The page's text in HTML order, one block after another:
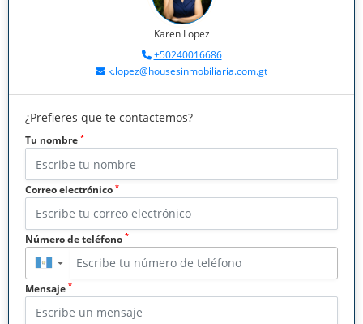
Karen Lopez
+50240016686
k.lopez@housesinmobiliaria.com.gt
¿Prefieres que te contactemos?
Tu nombre *
Correo electrónico *
Número de teléfono *
▼
Mensaje *